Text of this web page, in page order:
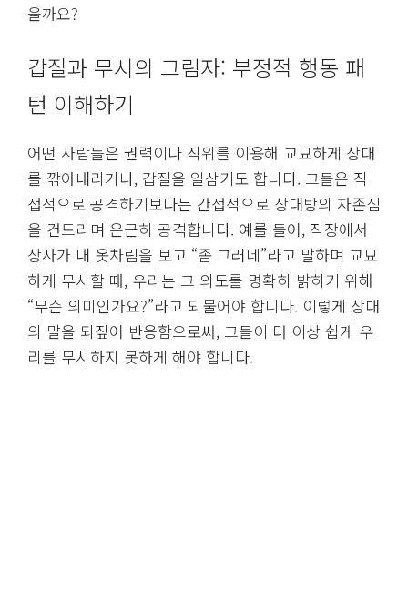
을까요?
갑질과 무시의 그림자: 부정적 행동 패
턴 이해하기
어떤 사람들은 권력이나 직위를 이용해 교묘하게 상대
를 깎아내리거나, 갑질을 일삼기도 합니다. 그들은 직
접적으로 공격하기보다는 간접적으로 상대방의 자존심
을 건드리며 은근히 공격합니다. 예를 들어, 직장에서
상사가 내 옷차림을 보고 “좀 그러네”라고 말하며 교묘
하게 무시할 때, 우리는 그 의도를 명확히 밝히기 위해
“무슨 의미인가요?”라고 되물어야 합니다. 이렇게 상대
의 말을 되짚어 반응함으로써, 그들이 더 이상 쉽게 우
리를 무시하지 못하게 해야 합니다.